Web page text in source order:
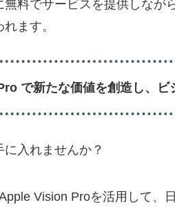
料でサービスを提供しなが
ます。
で新たな価値を創造し、ビ
入れませんか？
Vision Proを活用して、